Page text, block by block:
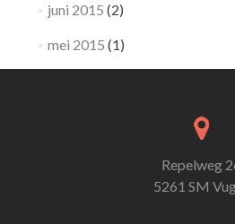
juni 2015 (2)
mei 2015 (1)
Repelweg
5261 SM